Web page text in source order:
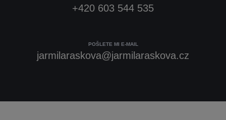
+420 603 544 535
POŠLETE MI E-MAIL
jarmilaraskova@jarmilaraskova.cz